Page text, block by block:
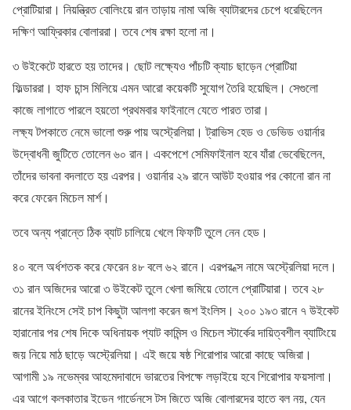
প্রোটিয়ারা। নিয়ন্ত্রিত বোলিংয়ে রান তাড়ায় নামা অজি ব্যাটারদের চেপে ধরেছিলেন
দক্ষিণ আফ্রিকার বোলাররা। তবে শেষ রক্ষা হলো না।
৩ উইকেটে হারতে হয় তাদের। ছোট লক্ষ্যেও পাঁচটি ক্যাচ ছাড়েন প্রোটিয়া
ফিল্ডাররা। হাফ চান্স মিলিয়ে এমন আরো কয়েকটি সুযোগ তৈরি হয়েছিল। সেগুলো
কাজে লাগাতে পারলে হয়তো প্রথমবার ফাইনালে যেতে পারত তারা।
লক্ষ্য টপকাতে নেমে ভালো শুরু পায় অস্ট্রেলিয়া। ট্রাভিস হেড ও ডেভিড ওয়ার্নার
উদ্বোধনী জুটিতে তোলেন ৬০ রান। একপেশে সেমিফাইনাল হবে যাঁরা ভেবেছিলেন,
তাঁদের ভাবনা বদলাতে হয় এরপর। ওয়ার্নার ২৯ রানে আউট হওয়ার পর কোনো রান না
করে ফেরেন মিচেল মার্শ।
তবে অন্য প্রান্তে ঠিক ব্যাট চালিয়ে খেলে ফিফটি তুলে নেন হেড।
৪০ বলে অর্ধশতক করে ফেরেন ৪৮ বলে ৬২ রানে। এরপর ধ্স নামে অস্ট্রেলিয়া দলে।
৩১ রান অজিদের আরো ৩ উইকেট তুলে খেলা জমিয়ে তোলে প্রোটিয়ারা। তবে ২৮
রানের ইনিংসে সেই চাপ কিছুটা আলগা করেন জশ ইংলিস। ২০০ ১৯৩ রানে ৭ উইকেট
হারানোর পর শেষ দিকে অধিনায়ক প্যাট কামিন্স ও মিচেল স্টার্কের দায়িত্বশীল ব্যাটিংয়ে
জয় নিয়ে মাঠ ছাড়ে অস্ট্রেলিয়া। এই জয়ে ষষ্ঠ শিরোপার আরো কাছে অজিরা।
আগামী ১৯ নভেম্বর আহমেদাবাদে ভারতের বিপক্ষে লড়াইয়ে হবে শিরোপার ফয়সালা।
এর আগে কলকাতার ইডেন গার্ডেনসে টস জিতে অজি বোলারদের হাতে বল নয়, যেন